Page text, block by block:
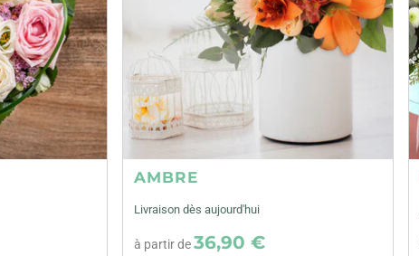
AMBRE
Livraison dès aujourd'hui
à partir de36,90 €